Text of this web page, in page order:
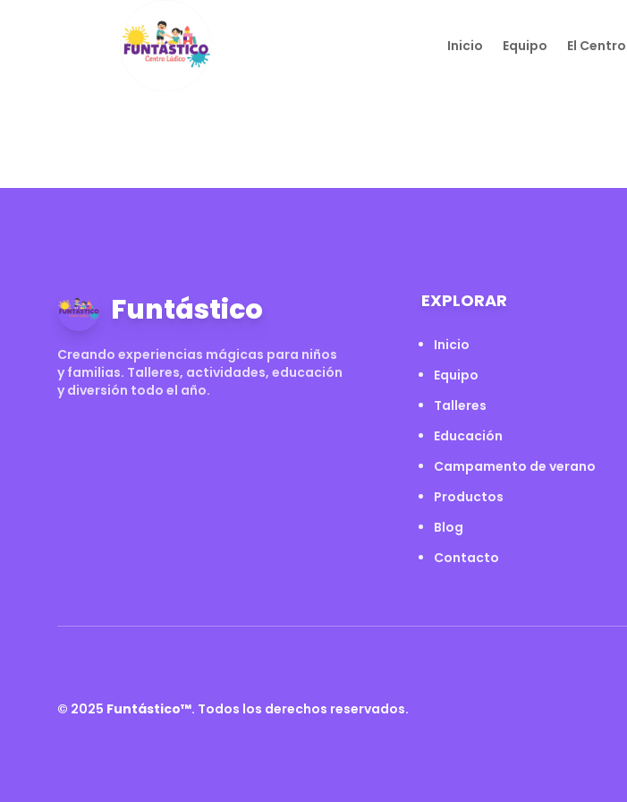
Inicio Equipo El Centro
Funtástico
Creando experiencias mágicas para niños
y familias. Talleres, actividades, educación
y diversión todo el año.
EXPLORAR
Inicio
Equipo
Talleres
Educación
Campamento de verano
Productos
Blog
Contacto
© 2025 Funtástico™. Todos los derechos reservados.